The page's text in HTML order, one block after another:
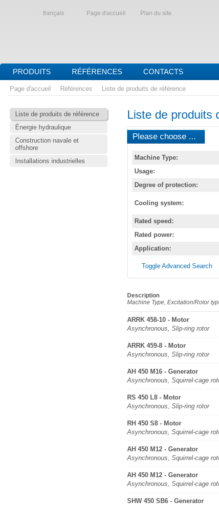
français Page d'accueil Plan du site
PRODUITS RÉFÉRENCES CONTACTS
Page d'accueil Références Liste de produits de référence
Liste de produits de référence
Énergie hydraulique
Construction navale et
offshore
Installations industrielles
Liste de produits
Please choose ...
Machine Type:
Usage:
Degree of protection:
Cooling system:
Rated speed:
Rated power:
Application:
Toggle Advanced Search
Description
Machine Type, Excitation/Rotor
ARRK 458-10 - Motor
Asynchronous, Slip-ring rotor
ARRK 459-8 - Motor
Asynchronous, Slip-ring rotor
AH 450 M16 - Generator
Asynchronous, Squirrel-cage
RS 450 L8 - Motor
Asynchronous, Slip-ring rotor
RH 450 S8 - Motor
Asynchronous, Squirrel-cage
AH 450 M12 - Generator
Asynchronous, Squirrel-cage
AH 450 M12 - Generator
Asynchronous, Squirrel-cage
SHW 450 SB6 - Generator